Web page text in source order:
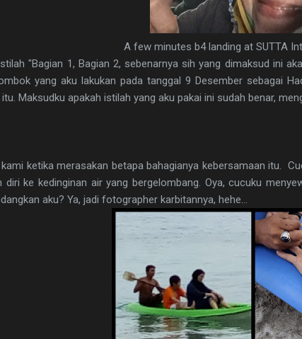
A few minutes b4 landing at SUTTA
"Bagian 1, Bagian 2, sebenarnya sih yang dimaksud ini
yang aku lakukan pada tanggal 9 Desember sebagai
Maksudku apakah istilah yang aku pakai ini sudah benar,
ketika merasakan betapa bahagianya kebersamaan itu.
diri ke kedinginan air yang bergelombang. Oya, cucuku
aku? Ya, jadi fotographer karbitannya, hehe...